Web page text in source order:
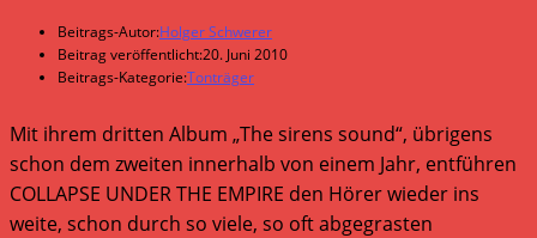
Beitrags-Autor:Holger Schwerer
Beitrag veröffentlicht:20. Juni 2010
Beitrags-Kategorie:Tonträger
Mit ihrem dritten Album „The sirens sound“, übrigens
schon dem zweiten innerhalb von einem Jahr, entführen
COLLAPSE UNDER THE EMPIRE den Hörer wieder ins
weite, schon durch so viele, so oft abgegrasten